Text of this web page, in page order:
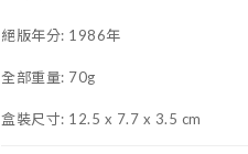
絕版年分: 1986年
全部重量: 70g
盒裝尺寸: 12.5 x 7.7 x 3.5 cm